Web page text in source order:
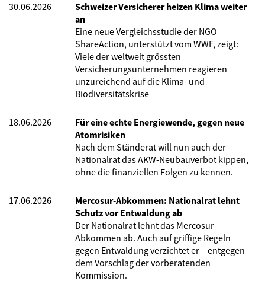
30.06.2026
Schweizer Versicherer heizen Klima weiter
an
Eine neue Vergleichsstudie der NGO
ShareAction, unterstützt vom WWF, zeigt:
Viele der weltweit grössten
Versicherungsunternehmen reagieren
unzureichend auf die Klima- und
Biodiversitätskrise
18.06.2026
Für eine echte Energiewende, gegen neue
Atomrisiken
Nach dem Ständerat will nun auch der
Nationalrat das AKW-Neubauverbot kippen,
ohne die finanziellen Folgen zu kennen.
17.06.2026
Mercosur-Abkommen: Nationalrat lehnt
Schutz vor Entwaldung ab
Der Nationalrat lehnt das Mercosur-
Abkommen ab. Auch auf griffige Regeln
gegen Entwaldung verzichtet er – entgegen
dem Vorschlag der vorberatenden
Kommission.